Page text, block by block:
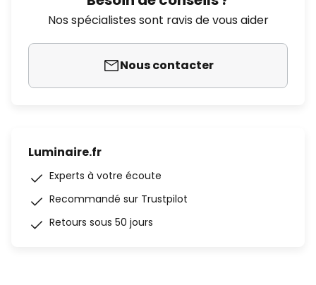
Nos spécialistes sont ravis de vous aider
Nous contacter
Luminaire.fr
Experts à votre écoute
Recommandé sur Trustpilot
Retours sous 50 jours